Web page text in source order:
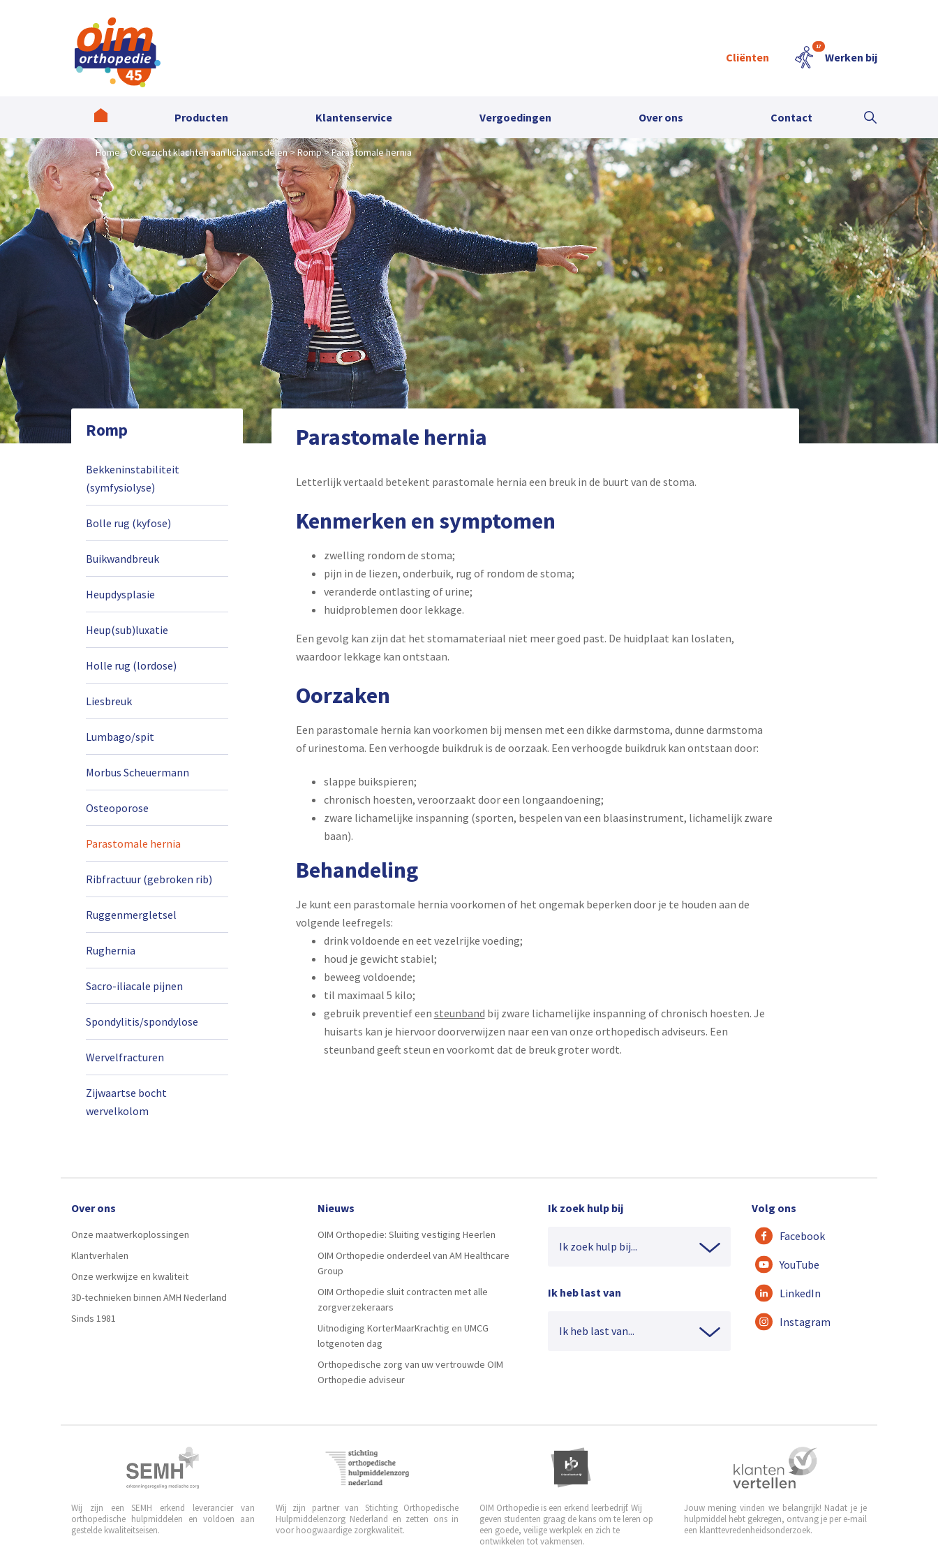
Cliënten
17
Werken bij
Producten Klantenservice Vergoedingen Over ons Contact
Home Overzicht klachten aan lichaamsdelen Romp Parastomale hernia
Romp
Bekkeninstabiliteit
(symfysiolyse)
Bolle rug (kyfose)
Buikwandbreuk
Heupdysplasie
Heup(sub)luxatie
Holle rug (lordose)
Liesbreuk
Lumbago/spit
Morbus Scheuermann
Osteoporose
Parastomale hernia
Ribfractuur (gebroken rib)
Ruggenmergletsel
Rughernia
Sacro-iliacale pijnen
Spondylitis/spondylose
Wervelfracturen
Zijwaartse bocht
wervelkolom
Parastomale hernia
Letterlijk vertaald betekent parastomale hernia een breuk in de buurt van de stoma.
Kenmerken en symptomen
zwelling rondom de stoma;
pijn in de liezen, onderbuik, rug of rondom de stoma;
veranderde ontlasting of urine;
huidproblemen door lekkage.
Een gevolg kan zijn dat het stomamateriaal niet meer goed past. De huidplaat kan loslaten,
waardoor lekkage kan ontstaan.
Oorzaken
Een parastomale hernia kan voorkomen bij mensen met een dikke darmstoma, dunne darmstoma
of urinestoma. Een verhoogde buikdruk is de oorzaak. Een verhoogde buikdruk kan ontstaan door:
slappe buikspieren;
chronisch hoesten, veroorzaakt door een longaandoening;
zware lichamelijke inspanning (sporten, bespelen van een blaasinstrument, lichamelijk zware
baan).
Behandeling
Je kunt een parastomale hernia voorkomen of het ongemak beperken door je te houden aan de
volgende leefregels:
drink voldoende en eet vezelrijke voeding;
houd je gewicht stabiel;
beweeg voldoende;
til maximaal 5 kilo;
gebruik preventief een steunband bij zware lichamelijke inspanning of chronisch hoesten. Je
huisarts kan je hiervoor doorverwijzen naar een van onze orthopedisch adviseurs. Een
steunband geeft steun en voorkomt dat de breuk groter wordt.
Over ons
Onze maatwerkoplossingen
Klantverhalen
Onze werkwijze en kwaliteit
3D-technieken binnen AMH Nederland
Sinds 1981
Nieuws
OIM Orthopedie: Sluiting vestiging Heerlen
OIM Orthopedie onderdeel van AM Healthcare
Group
OIM Orthopedie sluit contracten met alle
zorgverzekeraars
Uitnodiging KorterMaarKrachtig en UMCG
lotgenoten dag
Orthopedische zorg van uw vertrouwde OIM
Orthopedie adviseur
Ik zoek hulp bij
Ik zoek hulp bij...
Ik heb last van
Ik heb last van...
Volg ons
Facebook
YouTube
LinkedIn
Instagram
Wij zijn een SEMH erkend leverancier van
orthopedische hulpmiddelen en voldoen aan
gestelde kwaliteitseisen.
Wij zijn partner van Stichting Orthopedische
Hulpmiddelenzorg Nederland en zetten ons in
voor hoogwaardige zorgkwaliteit.
OIM Orthopedie is een erkend leerbedrijf. Wij
geven studenten graag de kans om te leren op
een goede, veilige werkplek en zich te
ontwikkelen tot vakmensen.
Jouw mening vinden we belangrijk! Nadat je je
hulpmiddel hebt gekregen, ontvang je per e-mail
een klanttevredenheidsonderzoek.